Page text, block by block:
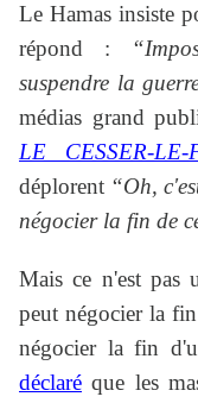
Le Hamas insiste
répond :
suspendre la
médias grand
LE CESSER-LE-
déplorent “Oh,
négocier la fin de
Mais ce n'est pas
peut négocier la
négocier la fin
déclaré que les